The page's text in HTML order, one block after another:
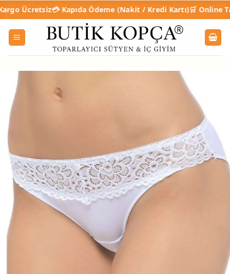
İçeriğe
atla
💳 Kapıda Ödeme (Nakit / Kredi Kartı)🛒 Online Taksitli